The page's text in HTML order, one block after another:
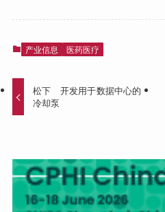
产业信息 医药医疗
松下 开发用于数据中心的
冷却泵